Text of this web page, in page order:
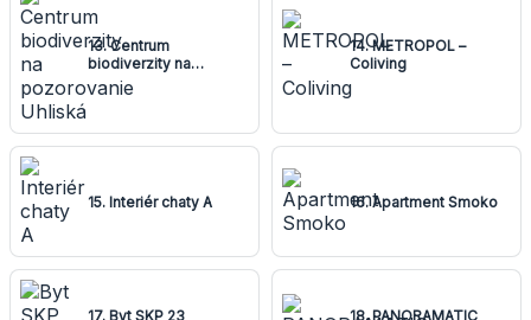
13. Centrum
biodiverzity na
pozorovanie Uhliská
14. METROPOL –
Coliving
15. Interiér chaty A 16. Apartment Smoko
17. Byt SKP 23 18. PANORAMATIC